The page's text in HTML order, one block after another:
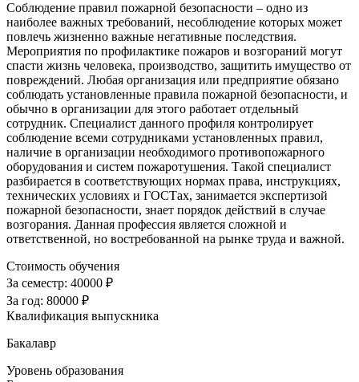
Соблюдение правил пожарной безопасности – одно из
наиболее важных требований, несоблюдение которых может
повлечь жизненно важные негативные последствия.
Мероприятия по профилактике пожаров и возгораний могут
спасти жизнь человека, производство, защитить имущество от
повреждений. Любая организация или предприятие обязано
соблюдать установленные правила пожарной безопасности, и
обычно в организации для этого работает отдельный
сотрудник. Специалист данного профиля контролирует
соблюдение всеми сотрудниками установленных правил,
наличие в организации необходимого противопожарного
оборудования и систем пожаротушения. Такой специалист
разбирается в соответствующих нормах права, инструкциях,
технических условиях и ГОСТах, занимается экспертизой
пожарной безопасности, знает порядок действий в случае
возгорания. Данная профессия является сложной и
ответственной, но востребованной на рынке труда и важной.
Стоимость обучения
За семестр: 40000 ₽
За год: 80000 ₽
Квалификация выпускника
Бакалавр
Уровень образования